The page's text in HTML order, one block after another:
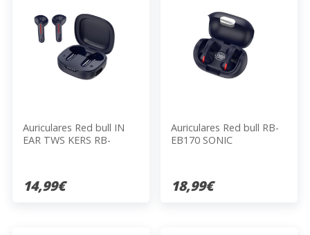
Auriculares Red bull IN
EAR TWS KERS RB-
14,99€
Auriculares Red bull RB-
EB170 SONIC
18,99€